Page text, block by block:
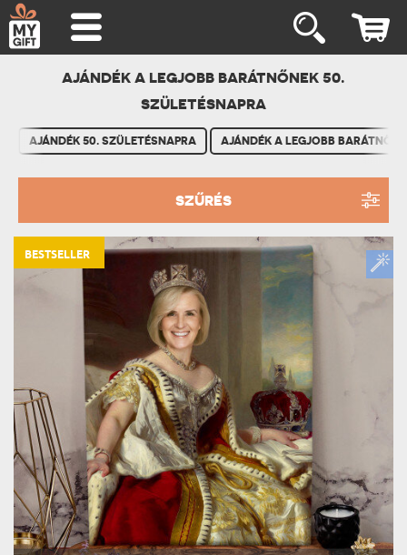
AJÁNDÉK A LEGJOBB BARÁTNŐNEK 50.
SZÜLETÉSNAPRA
AJÁNDÉK 50. SZÜLETÉSNAPRA AJÁNDÉK A LEGJOBB
SZŰRÉS
BESTSELLER